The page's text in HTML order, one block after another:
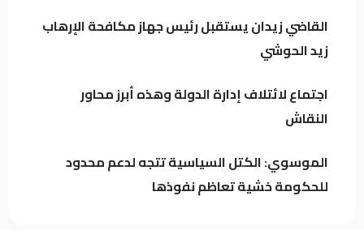
القاضي زيدان يستقبل رئيس جهاز مكافحة الإرهاب
زيد الحوشي
اجتماع لائتلاف إدارة الدولة وهذه أبرز محاور
النقاش
الموسوي: الكتل السياسية تتجه لدعم محدود
للحكومة خشية تعاظم نفوذها